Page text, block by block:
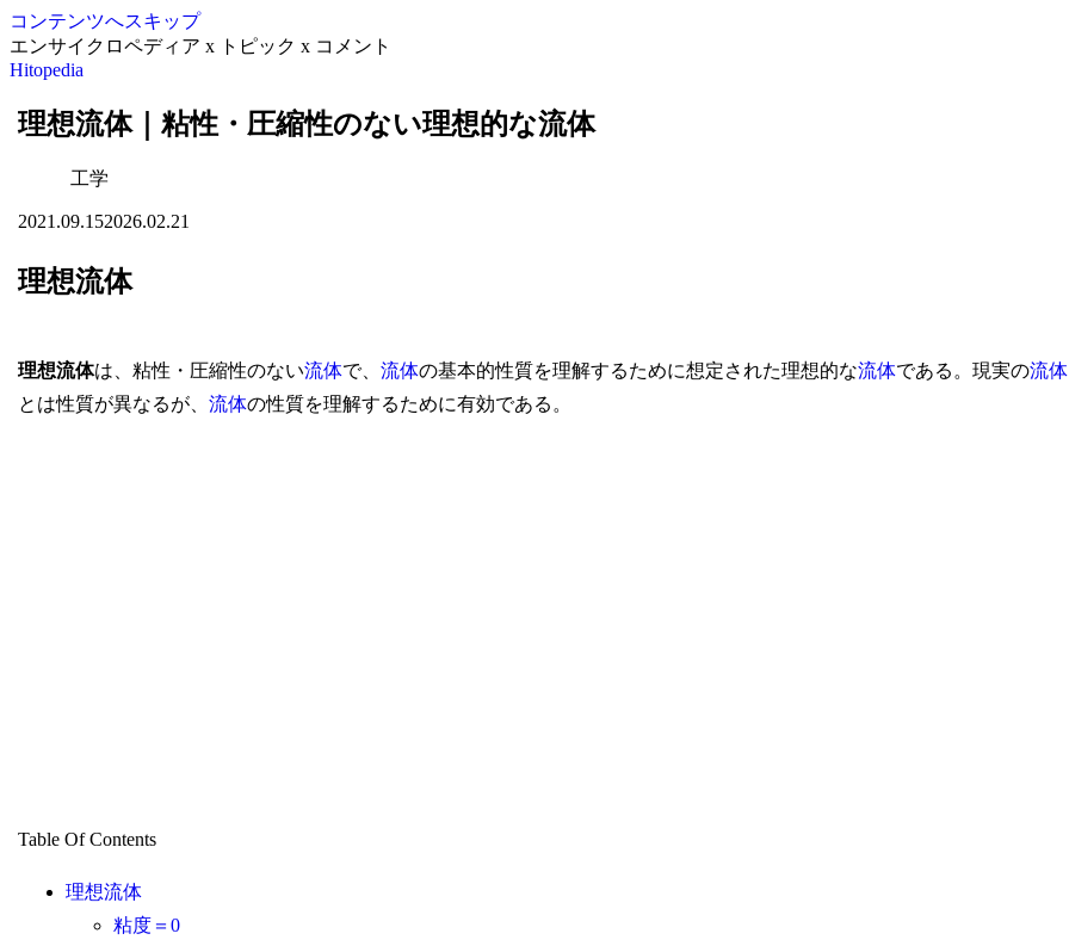
コンテンツへスキップ
エンサイクロペディア x トピック x コメント
Hitopedia
理想流体｜粘性・圧縮性のない理想的な流体
工学
2021.09.152026.02.21
理想流体
理想流体は、粘性・圧縮性のない流体で、 流体の基本的性質を理解するために想定された理想的な流体である。現実の流体
とは性質が異なるが、 流体の性質を理解するために有効である。
Table Of Contents
理想流体
粘度＝0